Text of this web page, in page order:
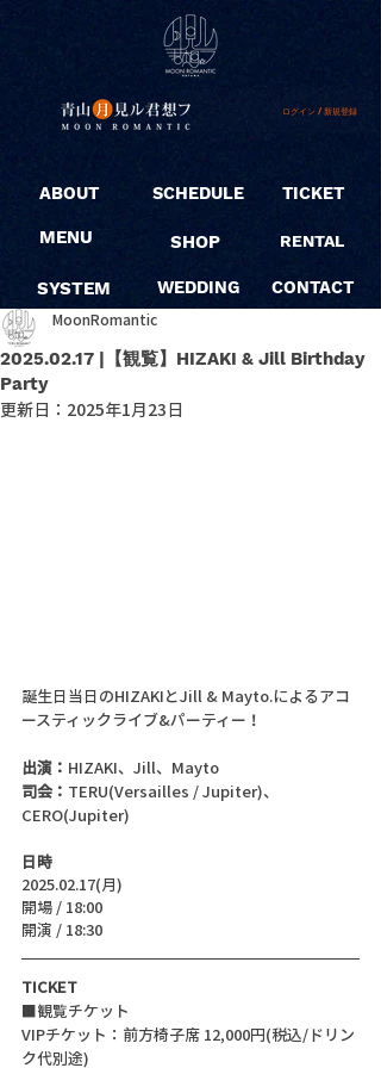
ログイン / 新規登録
ABOUT
MENU
SYSTEM
SCHEDULE
SHOP
WEDDING
TICKET
RENTAL
CONTACT
2025.02.17 |【観覧】HIZAKI & Jill Birthday
Party
MoonRomantic
更新日： 2025年1月23日
誕生日当日のHIZAKIとJill & Mayto.によるアコ
ースティックライブ&パーティー！
出演： HIZAKI、Jill、Mayto
司会： TERU(Versailles / Jupiter)、
CERO(Jupiter)
日時
2025.02.17(月)
開場 / 18:00
開演 / 18:30
TICKET
■観覧チケット
VIPチケット：前方椅子席 12,000円(税込/ドリン
ク代別途)